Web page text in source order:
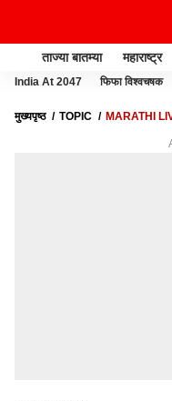
ताज्या बातम्या महाराष्ट्र
India At 2047 फिफा विश्वचषक
मुख्यपृष्ठ TOPIC MARATHI